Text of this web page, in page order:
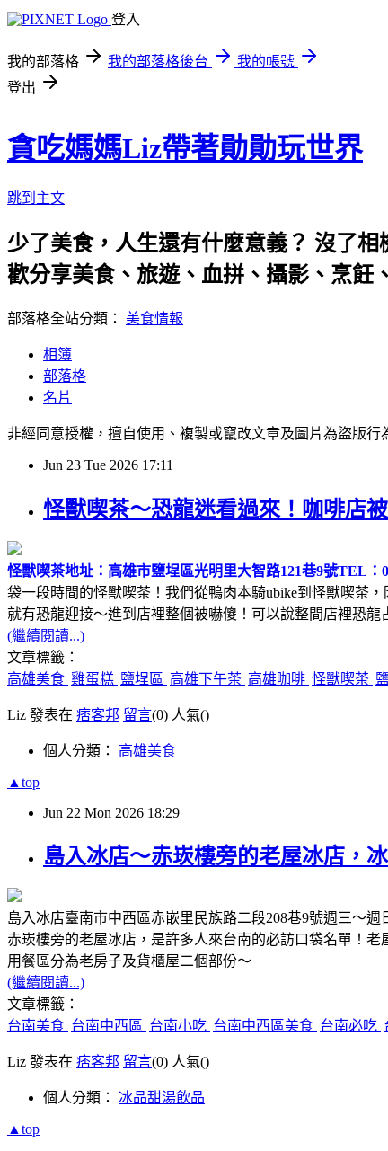
登入
我的部落格 我的部落格後台
我的帳號
登出
貪吃媽媽Liz帶著勛勛玩世界
跳到主文
少了美食，人生還有什麼意義？ 沒了
歡分享美食、旅遊、血拼、攝影、烹飪
部落格全站分類： 美食情報
相簿
部落格
名片
非經同意授權，擅自使用、複製或竄改文章及圖片為盜版行
Jun 23 Tue 2026 17:11
怪獸喫茶～恐龍迷看過來！咖啡店
怪獸喫茶地址：高雄市鹽埕區光明里大智路121巷9號TEL：
袋一段時間的怪獸喫茶！我們從鴨肉本騎ubike到怪獸喫茶
就有恐龍迎接～進到店裡整個被嚇傻！可以說整間店裡恐
(繼續閱讀...)
文章標籤：
高雄美食 雞蛋糕 鹽埕區 高雄下午茶 高雄咖啡 怪獸喫茶
Liz 發表在 痞客邦 留言(0) 人氣()
個人分類： 高雄美食
▲top
Jun 22 Mon 2026 18:29
島入冰店～赤崁樓旁的老屋冰店，
島入冰店臺南市中西區赤嵌里民族路二段208巷9號週三～週
赤崁樓旁的老屋冰店，是許多人來台南的必訪口袋名單！
用餐區分為老房子及貨櫃屋二個部份～
(繼續閱讀...)
文章標籤：
台南美食 台南中西區 台南小吃 台南中西區美食 台南必吃
Liz 發表在 痞客邦 留言(0) 人氣()
個人分類： 冰品甜湯飲品
▲top